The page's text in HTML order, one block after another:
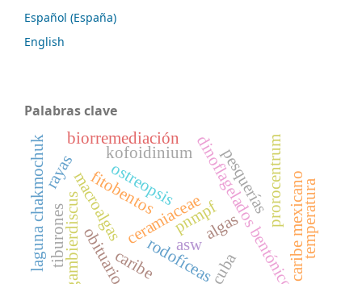
Español (España)
English
Palabras clave
caribe
ceramiaceae
macroalgas
rodofíceas
fitobentos
obituario cuba
dinoflagelados bentónico
gambierdiscus
ostreopsis prorocentrum
algas
pnmpf
tiburones
rayas caribe mexicano
kofoidinium
laguna chakmochuk biorremediación
temperatura
pesquerías
asw